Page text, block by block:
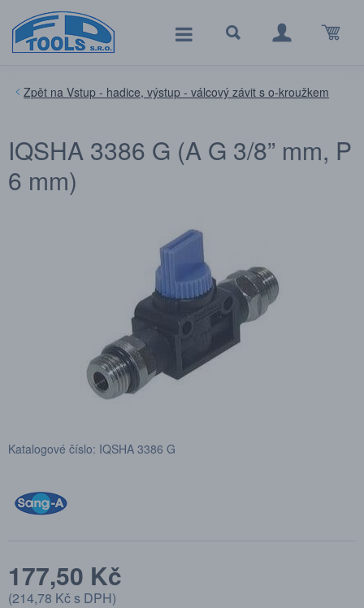
Vstup - hadice, výstup - válcový závit s o-kroužkem
IQSHA 3386 G (A G 3/8” mm, P
6 mm)
Katalogové číslo: IQSHA 3386 G
177,50 Kč
(214,78 Kčs DPH)